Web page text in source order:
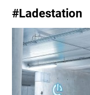
#Ladestation